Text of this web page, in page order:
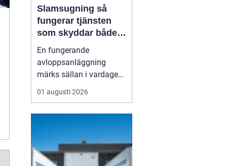
Slamsugning så
fungerar tjänsten
som skyddar både
hus och miljö
En fungerande
avloppsanläggning
märks sällan i vardagen.
Först när brunnar
svämmar över, avlopp
problemen tydliga. En av
de viktigaste åtgärderna
för att undvika sådana
01 augusti 2026